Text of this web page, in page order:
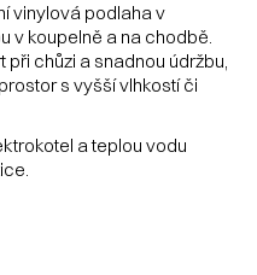
vinylová podlaha v
v koupelně a na chodbě.
chůzi a snadnou údržbu,
s vyšší vlhkostí či
a teplou vodu